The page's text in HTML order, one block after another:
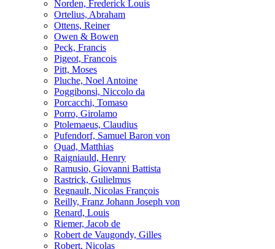
Norden, Frederick Louis
Ortelius, Abraham
Ottens, Reiner
Owen & Bowen
Peck, Francis
Pigeot, Francois
Pitt, Moses
Pluche, Noel Antoine
Poggibonsi, Niccolo da
Porcacchi, Tomaso
Porro, Girolamo
Ptolemaeus, Claudius
Pufendorf, Samuel Baron von
Quad, Matthias
Raigniauld, Henry
Ramusio, Giovanni Battista
Rastrick, Gulielmus
Regnault, Nicolas François
Reilly, Franz Johann Joseph von
Renard, Louis
Riemer, Jacob de
Robert de Vaugondy, Gilles
Robert, Nicolas